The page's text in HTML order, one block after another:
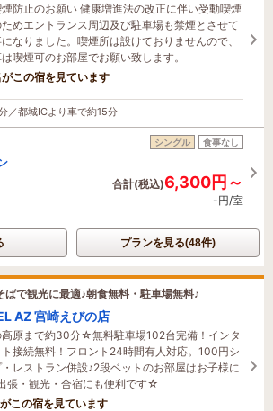
防止のお願い 健康増進法の改正に伴い受動喫煙
めエントランス周辺及び駐車場も禁煙とさせて
なりました。喫煙所は設けておりませんので、
喫煙可のお部屋でお願い致します。
この宿を見ています
た今予約されました
／都城ICより車で約15分
シングル 食事なし
合計(税込)6,300円～
-円/室
プランを見る(48件)
ばで観光に最適♪朝食無料・駐車場無料♪
AZ 宮崎えびの店
高原まで約30分☆無料駐車場102台完備！インタ
ト接続無料！フロント24時間有人対応。100円シ
・レストラン併設♪2段ベットのお部屋はお子様に
張・観光・合宿にも便利です☆
この宿を見ています